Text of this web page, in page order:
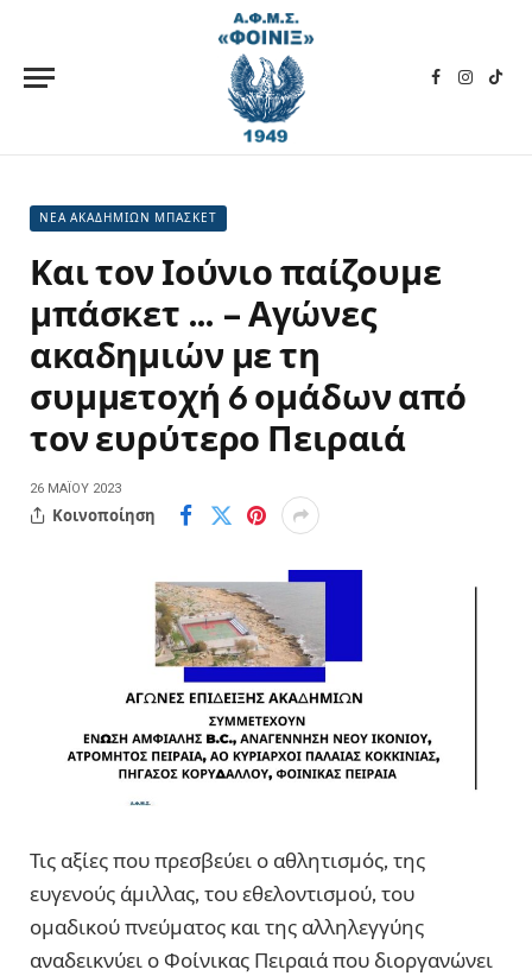
Facebook
ΝΕΑ ΑΚΑΔΗΜΙΩΝ ΜΠΑΣΚΕΤ
Και τον Ιούνιο παίζουμε
μπάσκετ … – Αγώνες
ακαδημιών με τη
συμμετοχή 6 ομάδων από
τον ευρύτερο Πειραιά
26 ΜΑΪ́ΟΥ 2023
Κοινοποίηση
Τις αξίες που πρεσβεύει ο αθλητισμός, της
ευγενούς άμιλλας, του εθελοντισμού, του
ομαδικού πνεύματος και της αλληλεγγύης
αναδεικνύει ο Φοίνικας Πειραιά που διοργανώνει